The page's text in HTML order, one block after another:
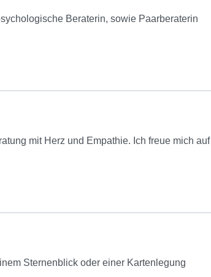
Beraterin, sowie Paarberaterin
mit Herz und Empathie. Ich freue mich auf
Sternenblick oder einer Kartenlegung